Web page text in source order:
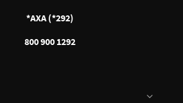
*AXA (*292)
800 900 1292